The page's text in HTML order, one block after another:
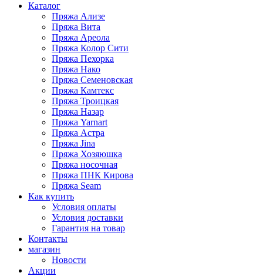
Каталог
Пряжа Ализе
Пряжа Вита
Пряжа Ареола
Пряжа Колор Сити
Пряжа Пехорка
Пряжа Нако
Пряжа Семеновская
Пряжа Камтекс
Пряжа Троицкая
Пряжа Назар
Пряжа Yarnart
Пряжа Астра
Пряжа Jina
Пряжа Хозяюшка
Пряжа носочная
Пряжа ПНК Кирова
Пряжа Seam
Как купить
Условия оплаты
Условия доставки
Гарантия на товар
Контакты
магазин
Новости
Акции